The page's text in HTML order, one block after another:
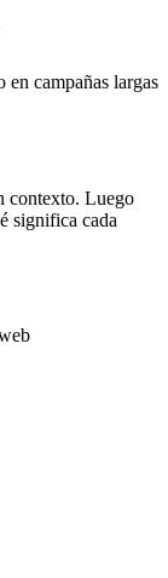
campañas largas
contexto. Luego
significa cada